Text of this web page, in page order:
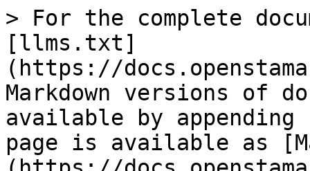
> For the complete
[llms.txt]
(https://
Markdown versions of
available by
page is available as